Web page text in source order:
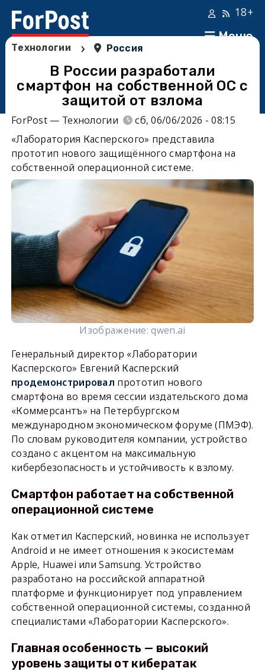
Меню
18+
Технологии › Россия
В России разработали
смартфон на собственной ОС с
защитой от взлома
ForPost — Технологии
сб, 06/06/2026 - 08:15
«Лаборатория Касперского» представила
прототип нового защищённого смартфона на
собственной операционной системе.
Изображение: qwen.ai
Генеральный директор «Лаборатории
Касперского» Евгений Касперский
продемонстрировал прототип нового
смартфона во время сессии издательского дома
«Коммерсантъ» на Петербургском
международном экономическом форуме (ПМЭФ).
По словам руководителя компании, устройство
создано с акцентом на максимальную
кибербезопасность и устойчивость к взлому.
Смартфон работает на собственной
операционной системе
Как отметил Касперский, новинка не использует
Android и не имеет отношения к экосистемам
Apple, Huawei или Samsung. Устройство
разработано на российской аппаратной
платформе и функционирует под управлением
собственной операционной системы, созданной
специалистами «Лаборатории Касперского».
Главная особенность — высокий
уровень защиты от кибератак